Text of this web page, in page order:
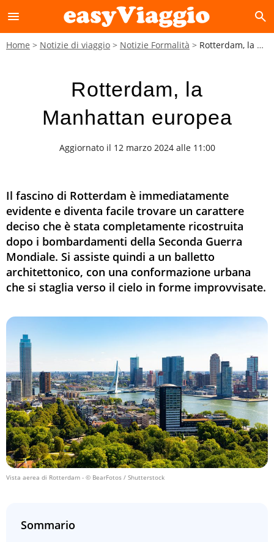
menu search
Home Notizie di viaggio Notizie Formalità Rotterdam, la Manhattan europea
Rotterdam, la
Manhattan europea
Aggiornato il 12 marzo 2024 alle 11:00
Il fascino di Rotterdam è immediatamente
evidente e diventa facile trovare un carattere
deciso che è stata completamente ricostruita
dopo i bombardamenti della Seconda Guerra
Mondiale. Si assiste quindi a un balletto
architettonico, con una conformazione urbana
che si staglia verso il cielo in forme improvvisate.
Vista aerea di Rotterdam - © BearFotos / Shutterstock
Sommario